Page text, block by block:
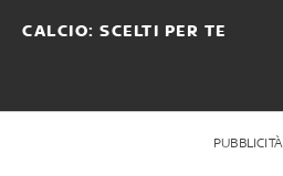
CALCIO: SCELTI PER TE
PUBBLICITÀ